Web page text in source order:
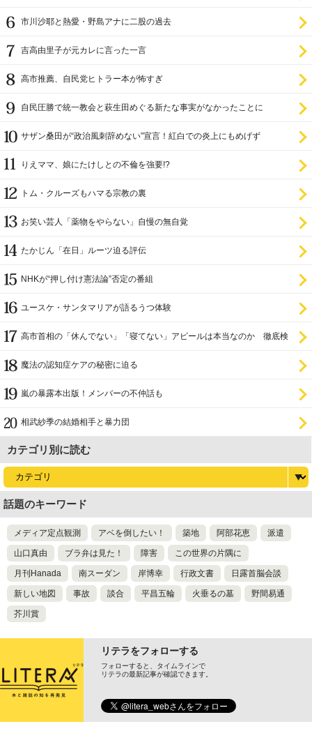
市川沙耶と熱愛・野島アナに二股の過去
吉高由里子が元カレに言った一言
高市推薦、自民党ヒトラー本が怖すぎ
自民圧勝で統一教会と萩生田めぐる新たな事実がなかったことに
サザン桑田が“政治風刺辞めない”宣言！紅白での炎上にもめげず
りえママ、娘にたけしとの不倫を強要!?
トム・クルーズもハマる宗教の裏
お笑い芸人「薬物をやらない」自慢の無自覚
たかじん「在日」ルーツ迫る評伝
NHKが“押し付け憲法論”否定の番組
ユースケ・サンタマリアが語るうつ体験
高市首相の「休んでない」「寝てない」アピールは本当なのか 徹底検
魔法の認知症ケアの秘密に迫る
嵐の暴露本出版！メンバーの不仲話も
相武紗季の結婚相手と暴力団
カテゴリ別に読む
話題のキーワード
メディア定点観測 アベを倒したい！ 築地 阿部花恵 派遣
山口真由 ブラ弁は見た！ 障害 この世界の片隅に
月刊Hanada 南スーダン 岸博幸 行政文書 日露首脳会談
新しい地図 事故 談合 平昌五輪 火垂るの墓 野間易通
芥川賞
リテラをフォローする
フォローすると、タイムラインで
リテラの最新記事が確認できます。